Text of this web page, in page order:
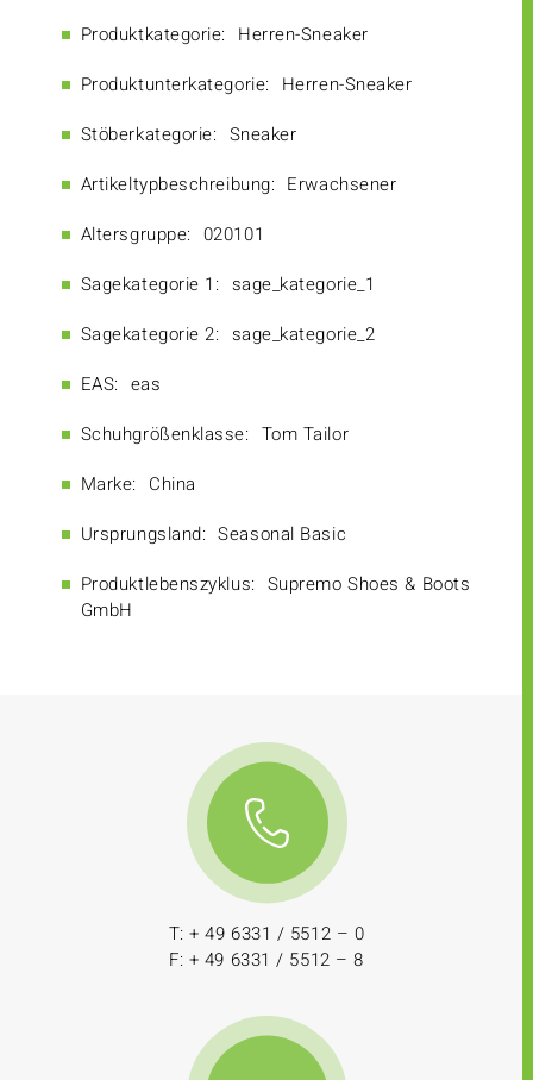
Produktkategorie: Herren-Sneaker
Produktunterkategorie: Herren-Sneaker
Stöberkategorie: Sneaker
Artikeltypbeschreibung: Erwachsener
Altersgruppe: 020101
Sagekategorie 1: sage_kategorie_1
Sagekategorie 2: sage_kategorie_2
EAS: eas
Schuhgrößenklasse: Tom Tailor
Marke: China
Ursprungsland: Seasonal Basic
Produktlebenszyklus: Supremo Shoes & Boots
GmbH
T: + 49 6331 / 5512 – 0
F: + 49 6331 / 5512 – 8